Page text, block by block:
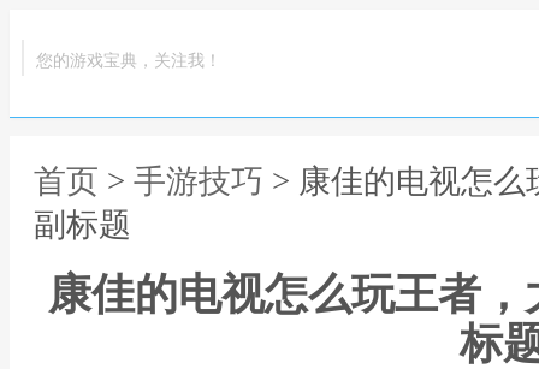
您的游戏宝典，关注我！
首页 > 手游技巧 > 康佳的电视怎
副标题
康佳的电视怎么玩王者
标